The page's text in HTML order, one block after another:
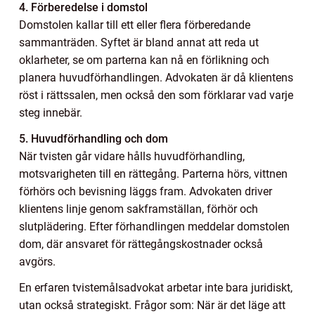
4. Förberedelse i domstol
Domstolen kallar till ett eller flera förberedande
sammanträden. Syftet är bland annat att reda ut
oklarheter, se om parterna kan nå en förlikning och
planera huvudförhandlingen. Advokaten är då klientens
röst i rättssalen, men också den som förklarar vad varje
steg innebär.
5. Huvudförhandling och dom
När tvisten går vidare hålls huvudförhandling,
motsvarigheten till en rättegång. Parterna hörs, vittnen
förhörs och bevisning läggs fram. Advokaten driver
klientens linje genom sakframställan, förhör och
slutplädering. Efter förhandlingen meddelar domstolen
dom, där ansvaret för rättegångskostnader också
avgörs.
En erfaren tvistemålsadvokat arbetar inte bara juridiskt,
utan också strategiskt. Frågor som: När är det läge att